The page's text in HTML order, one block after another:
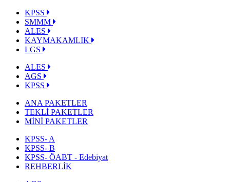
KPSS
SMMM
ALES
KAYMAKAMLIK
LGS
ALES
AGS
KPSS
ANA PAKETLER
TEKLİ PAKETLER
MİNİ PAKETLER
KPSS- A
KPSS- B
KPSS- ÖABT - Edebiyat
REHBERLİK